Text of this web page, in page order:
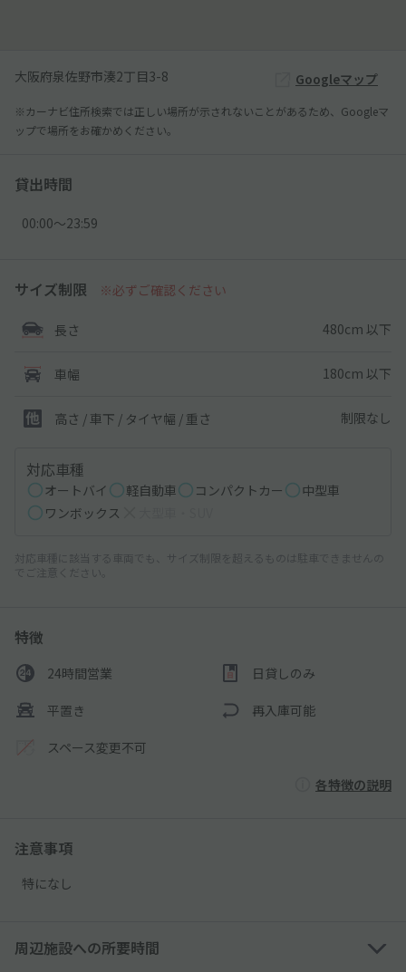
大阪府泉佐野市湊2丁目3-8 Googleマップ
※カーナビ住所検索では正しい場所が示されないことがあるため、Googleマ
ップで場所をお確かめください。
貸出時間
00:00〜23:59
サイズ制限 ※必ずご確認ください
長さ 480cm 以下
車幅 180cm 以下
高さ / 車下 / タイヤ幅 / 重さ 制限なし
対応車種
オートバイ 軽自動車 コンパクトカー
中型車
ワンボックス
対応車種に該当する車両でも、サイズ制限を超えるものは駐車できませんの
でご注意ください。
特徴
24時間営業 日貸しのみ
平置き 再入庫可能
スペース変更不可
各特徴の説明
注意事項
特になし
周辺施設への所要時間